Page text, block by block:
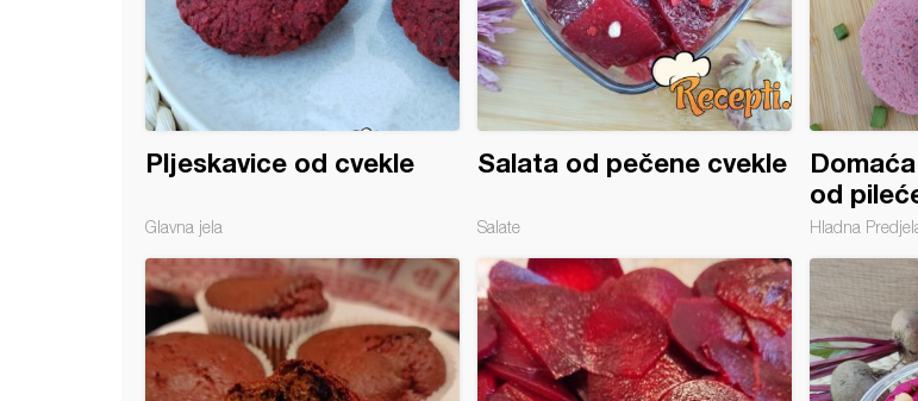
Pljeskavice od cvekle
Glavna jela
Salata od pečene cvekle
Salate
od
Hladna